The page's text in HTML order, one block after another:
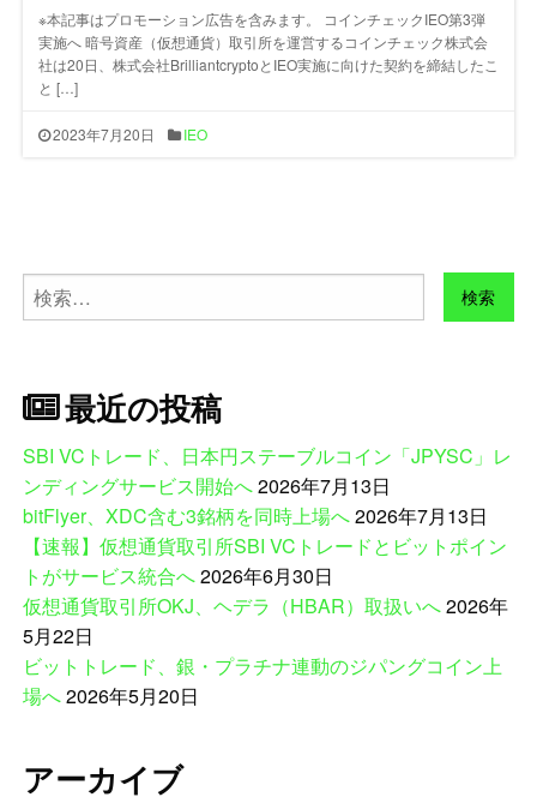
※本記事はプロモーション広告を含みます。 コインチェックIEO第3弾
実施へ 暗号資産（仮想通貨）取引所を運営するコインチェック株式会
社は20日、株式会社BrilliantcryptoとIEO実施に向けた契約を締結したこ
と […]
2023年7月20日 IEO
検
索:
最近の投稿
SBI VCトレード、日本円ステーブルコイン「JPYSC」レ
ンディングサービス開始へ2026年7月13日
bitFlyer、XDC含む3銘柄を同時上場へ2026年7月13日
【速報】仮想通貨取引所SBI VCトレードとビットポイン
トがサービス統合へ2026年6月30日
仮想通貨取引所OKJ、ヘデラ（HBAR）取扱いへ2026年
5月22日
ビットトレード、銀・プラチナ連動のジパングコイン上
場へ2026年5月20日
アーカイブ